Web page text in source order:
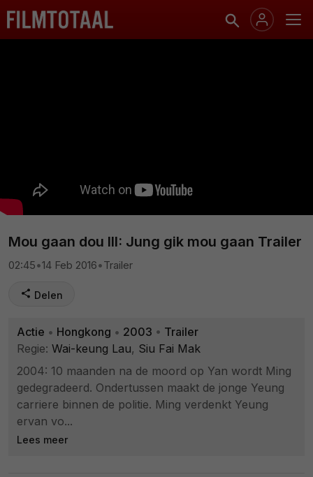
Mou gaan dou III: Jung gik mou gaan Trailer
02:45•14 Feb 2016•Trailer
Delen
Actie • Hongkong • 2003 • Trailer
Regie: Wai-keung Lau, Siu Fai Mak
2004: 10 maanden na de moord op Yan wordt Ming
gedegradeerd. Ondertussen maakt de jonge Yeung
carriere binnen de politie. Ming verdenkt Yeung
ervan vo...
Lees meer